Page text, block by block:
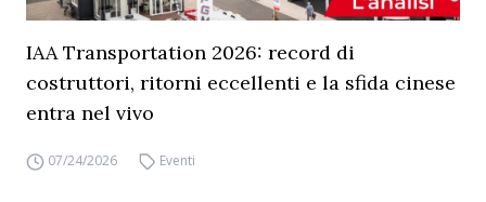
IAA Transportation 2026: record di
costruttori, ritorni eccellenti e la sfida cinese
entra nel vivo
07/24/2026 Eventi